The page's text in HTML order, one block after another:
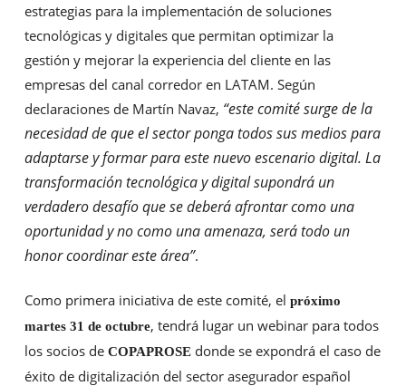
estrategias para la implementación de soluciones
tecnológicas y digitales que permitan optimizar la
gestión y mejorar la experiencia del cliente en las
empresas del canal corredor en LATAM. Según
declaraciones de Martín Navaz, “este comité surge de la
necesidad de que el sector ponga todos sus medios para
adaptarse y formar para este nuevo escenario digital. La
transformación tecnológica y digital supondrá un
verdadero desafío que se deberá afrontar como una
oportunidad y no como una amenaza, será todo un
honor coordinar este área”.
Como primera iniciativa de este comité, el próximo
martes 31 de octubre, tendrá lugar un webinar para todos
los socios de COPAPROSEdonde se expondrá el caso de
éxito de digitalización del sector asegurador español